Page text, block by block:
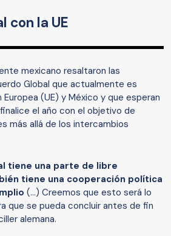
con la UE
mexicano resaltaron las
Global que actualmente es
(UE) y México y que esperan
el año con el objetivo de
más allá de los intercambios
tiene una parte de libre
tiene una cooperación política
(...) Creemos que esto será lo
que se pueda concluir antes de fin
alemana.